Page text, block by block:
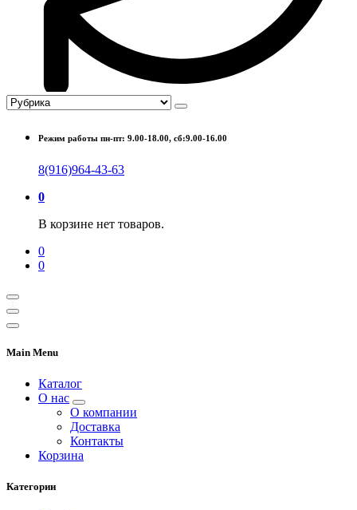
Режим работы пн-пт: 9.00-18.00, сб:9.00-16.00
8(916)964-43-63
0
В корзине нет товаров.
0
0
Main Menu
Каталог
О нас
О компании
Доставка
Контакты
Корзина
Категории